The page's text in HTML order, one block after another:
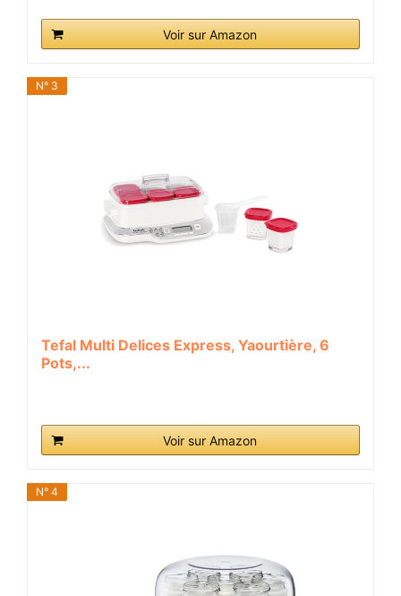
Voir sur Amazon
N° 3
Tefal Multi Delices Express, Yaourtière, 6
Pots,...
Voir sur Amazon
N° 4